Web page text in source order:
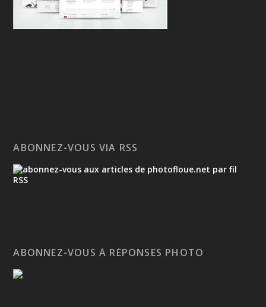
ABONNEZ-VOUS VIA RSS
ABONNEZ-VOUS À RÉPONSES PHOTO